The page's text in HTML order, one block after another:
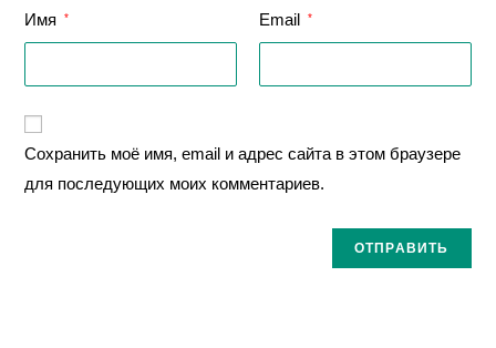
Имя * Email *
Сохранить моё имя, email и адрес сайта в этом браузере
для последующих моих комментариев.